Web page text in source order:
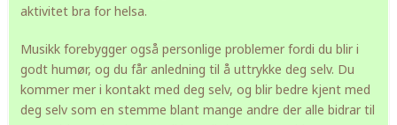
aktivitet bra for helsa.
Musikk forebygger også personlige problemer fordi du blir i
godt humør, og du får anledning til å uttrykke deg selv. Du
kommer mer i kontakt med deg selv, og blir bedre kjent med
deg selv som en stemme blant mange andre der alle bidrar til